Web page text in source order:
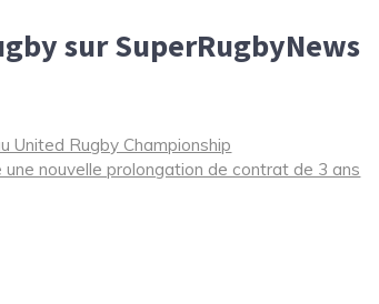
sur SuperRugbyNews
United Rugby Championship
nouvelle prolongation de contrat de 3 ans